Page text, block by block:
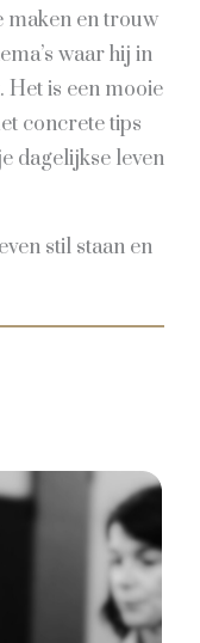
maken en trouw
waar hij in
Het is een mooie
concrete tips
dagelijkse leven
stil staan en